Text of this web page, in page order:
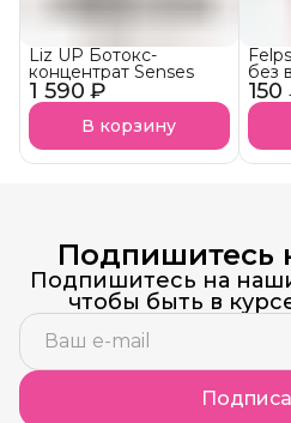
1 590 ₽
Liz UP Ботокс-
концентрат Senses
В корзину
150
без
Подпишитесь
Подпишитесь на
чтобы быть в